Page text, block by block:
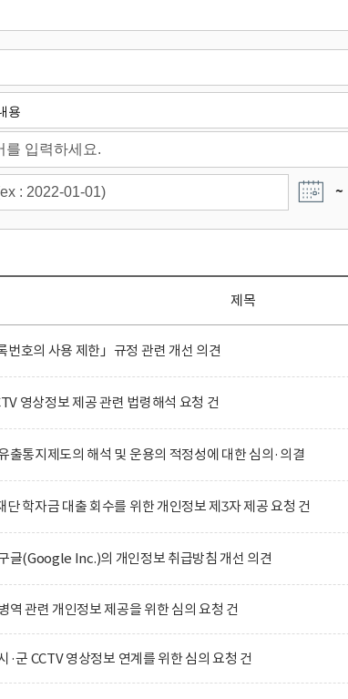
~
제목
번호의 사용 제한」규정 관련 개선 의견
영상정보 제공 관련 법령해석 요청 건
출통지제도의 해석 및 운용의 적정성에 대한 심의·의결
단 학자금 대출 회수를 위한 개인정보 제3자 제공 요청 건
글(Google Inc.)의 개인정보 취급방침 개선 의견
역 관련 개인정보 제공을 위한 심의 요청 건
·군 CCTV 영상정보 연계를 위한 심의 요청 건